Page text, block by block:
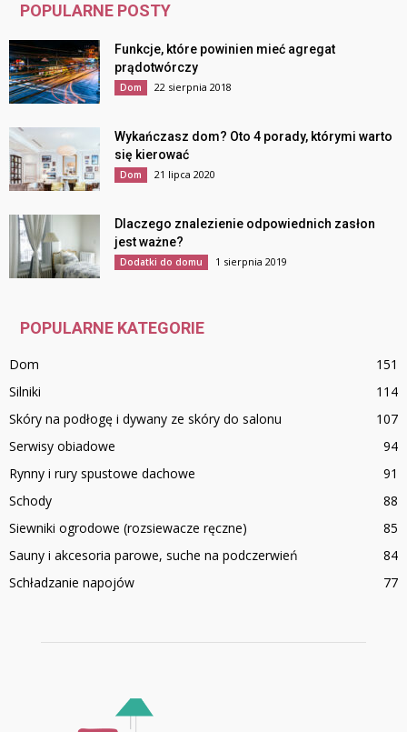
POPULARNE POSTY
Funkcje, które powinien mieć agregat
prądotwórczy
Dom 22 sierpnia 2018
Wykańczasz dom? Oto 4 porady, którymi warto
się kierować
Dom 21 lipca 2020
Dlaczego znalezienie odpowiednich zasłon
jest ważne?
Dodatki do domu 1 sierpnia 2019
POPULARNE KATEGORIE
Dom
151
Silniki
114
Skóry na podłogę i dywany ze skóry do salonu
107
Serwisy obiadowe
94
Rynny i rury spustowe dachowe
91
Schody
88
Siewniki ogrodowe (rozsiewacze ręczne)
85
Sauny i akcesoria parowe, suche na podczerwień
84
Schładzanie napojów
77